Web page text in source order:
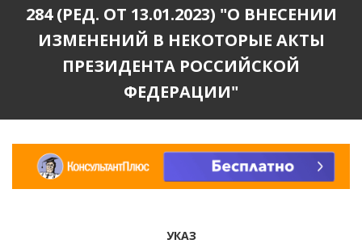
284 (РЕД. ОТ 13.01.2023) "О ВНЕСЕНИИ
ИЗМЕНЕНИЙ В НЕКОТОРЫЕ АКТЫ
ПРЕЗИДЕНТА РОССИЙСКОЙ
ФЕДЕРАЦИИ"
УКАЗ